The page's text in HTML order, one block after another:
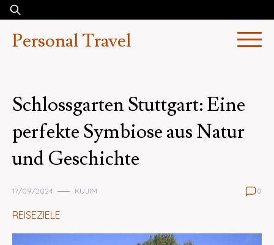
Skip
content
Suchen
Personal Travel
Schlossgarten Stuttgart: Eine
perfekte Symbiose aus Natur
und Geschichte
17/09/2024 KUJIM 0
REISEZIELE